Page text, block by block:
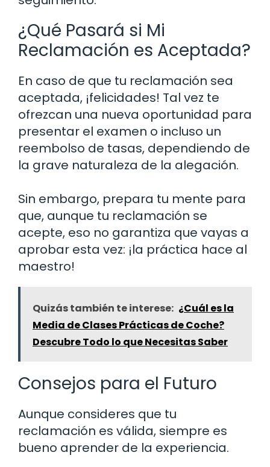
¿Qué Pasará si Mi
Reclamación es Aceptada?
En caso de que tu reclamación sea
aceptada, ¡felicidades! Tal vez te
ofrezcan una nueva oportunidad para
presentar el examen o incluso un
reembolso de tasas, dependiendo de
la grave naturaleza de la alegación.
Sin embargo, prepara tu mente para
que, aunque tu reclamación se
acepte, eso no garantiza que vayas a
aprobar esta vez: ¡la práctica hace al
maestro!
Quizás también te interese: ¿Cuál es la
Media de Clases Prácticas de Coche?
Descubre Todo lo que Necesitas Saber
Consejos para el Futuro
Aunque consideres que tu
reclamación es válida, siempre es
bueno aprender de la experiencia.